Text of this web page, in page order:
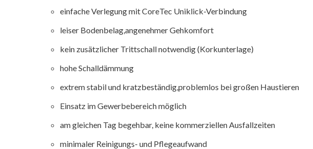
einfache Verlegung mit CoreTec Uniklick-Verbindung
leiser Bodenbelag,angenehmer Gehkomfort
kein zusätzlicher Trittschall notwendig (Korkunterlage)
hohe Schalldämmung
extrem stabil und kratzbeständig,problemlos bei großen Haustieren
Einsatz im Gewerbebereich möglich
am gleichen Tag begehbar, keine kommerziellen Ausfallzeiten
minimaler Reinigungs- und Pflegeaufwand